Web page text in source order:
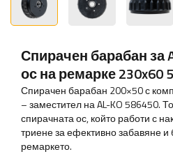
Спирачен барабан за
ос на ремарке 230x60
Спирачен барабан 200×50 с
– заместител на AL-KO 586450.
спирачната ос, който работи с
триене за ефективно забавяне
ремаркето.